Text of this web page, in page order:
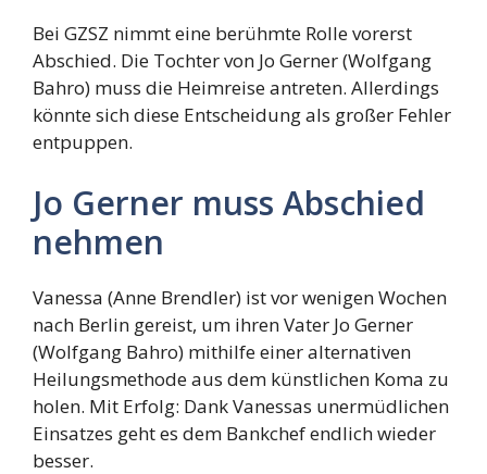
Bei GZSZ nimmt eine berühmte Rolle vorerst
Abschied. Die Tochter von Jo Gerner (Wolfgang
Bahro) muss die Heimreise antreten. Allerdings
könnte sich diese Entscheidung als großer Fehler
entpuppen.
Jo Gerner muss Abschied
nehmen
Vanessa (Anne Brendler) ist vor wenigen Wochen
nach Berlin gereist, um ihren Vater Jo Gerner
(Wolfgang Bahro) mithilfe einer alternativen
Heilungsmethode aus dem künstlichen Koma zu
holen. Mit Erfolg: Dank Vanessas unermüdlichen
Einsatzes geht es dem Bankchef endlich wieder
besser.